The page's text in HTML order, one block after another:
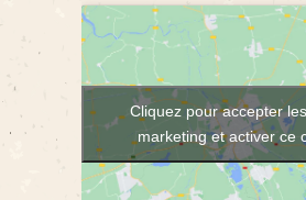
Cliquez pour accepter
marketing et activer ce